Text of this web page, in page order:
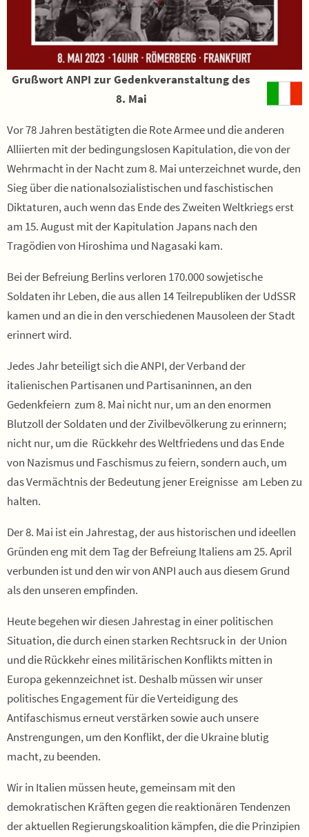
Grußwort ANPI zur Gedenkveranstaltung des
8. Mai
Vor 78 Jahren bestätigten die Rote Armee und die anderen
Alliierten mit der bedingungslosen Kapitulation, die von der
Wehrmacht in der Nacht zum 8. Mai unterzeichnet wurde, den
Sieg über die nationalsozialistischen und faschistischen
Diktaturen, auch wenn das Ende des Zweiten Weltkriegs erst
am 15. August mit der Kapitulation Japans nach den
Tragödien von Hiroshima und Nagasaki kam.
Bei der Befreiung Berlins verloren 170.000 sowjetische
Soldaten ihr Leben, die aus allen 14 Teilrepubliken der UdSSR
kamen und an die in den verschiedenen Mausoleen der Stadt
erinnert wird.
Jedes Jahr beteiligt sich die ANPI, der Verband der
italienischen Partisanen und Partisaninnen, an den
Gedenkfeiern zum 8. Mai nicht nur, um an den enormen
Blutzoll der Soldaten und der Zivilbevölkerung zu erinnern;
nicht nur, um die Rückkehr des Weltfriedens und das Ende
von Nazismus und Faschismus zu feiern, sondern auch, um
das Vermächtnis der Bedeutung jener Ereignisse am Leben zu
halten.
Der 8. Mai ist ein Jahrestag, der aus historischen und ideellen
Gründen eng mit dem Tag der Befreiung Italiens am 25. April
verbunden ist und den wir von ANPI auch aus diesem Grund
als den unseren empfinden.
Heute begehen wir diesen Jahrestag in einer politischen
Situation, die durch einen starken Rechtsruck in der Union
und die Rückkehr eines militärischen Konflikts mitten in
Europa gekennzeichnet ist. Deshalb müssen wir unser
politisches Engagement für die Verteidigung des
Antifaschismus erneut verstärken sowie auch unsere
Anstrengungen, um den Konflikt, der die Ukraine blutig
macht, zu beenden.
Wir in Italien müssen heute, gemeinsam mit den
demokratischen Kräften gegen die reaktionären Tendenzen
der aktuellen Regierungskoalition kämpfen, die die Prinzipien